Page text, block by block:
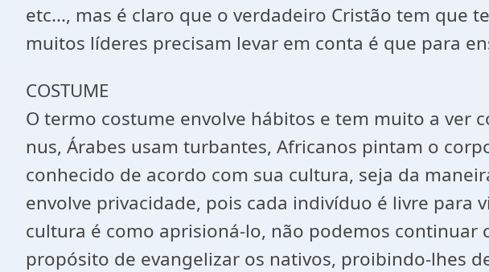
etc..., mas é claro que o verdadeiro Cristão tem que
muitos líderes precisam levar em conta é que para
COSTUME
O termo costume envolve hábitos e tem muito a ver
nus, Árabes usam turbantes, Africanos pintam o
conhecido de acordo com sua cultura, seja da
envolve privacidade, pois cada indivíduo é livre
cultura é como aprisioná-lo, não podemos
propósito de evangelizar os nativos, proibindo-lhes